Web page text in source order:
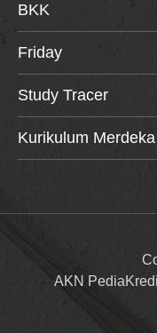
BKK
Friday
Study Tracer
Kurikulum Merdeka
AKN Pedia